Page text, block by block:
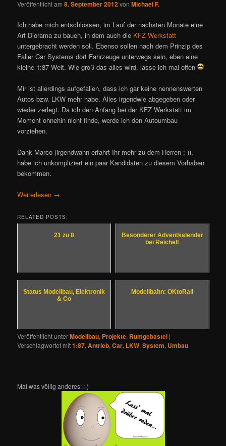
Veröffentlicht am8. September 2012vonMichael F.
Ich habe mich entschlossen, im Lauf der nächsten Monate eine
Art Diorama zu bauen, in dem auch die KFZ Werkstatt
untergebracht werden soll. Ebenso sollen nach dem Prinzip des
Faller Car Systems dort Fahrzeuge unterwegs sein, eben eine
kleine 1:87 Welt. Wie groß das alles wird, lasse ich mal offen
Mir ist allerdings aufgefallen, dass ich gar keine nennenswerten
Autos bzw. LKW mehr habe. Alles irgendwie abgegeben oder
wieder zerlegt. Da ich den Anfang bei der KFZ Werkstatt im
Moment ohnehin nicht finde, werde ich den Autoumbau
vorziehen.
Dank Marco (irgendwann erfahrt Ihr mehr zu dem Herren ;-)),
habe ich unkompliziert ein paar Kandidaten zu diesem Vorhaben
bekommen.
Weiterlesen →
RELATED POSTS:
21 zu 8
Besonderer Adventkalender
bei Reichelt
Status Modellbau, Elektronik
& Co
Modellbahn: OKtoRail
Veröffentlicht unterModellbau, Projekte, Rumgebastel |
Verschlagwortet mit1:87,Antrieb,Car, LKW,System, Umbau
Mal was völlig anderes: ;-)